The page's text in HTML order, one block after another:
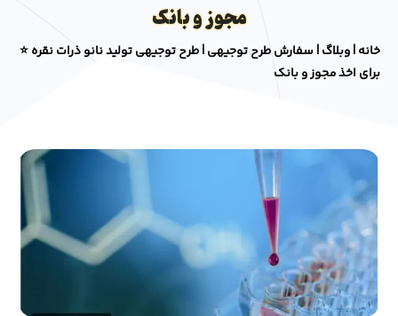
مجوز و بانک
خانه|وبلاگ| سفارش طرح توجیهی|طرح توجیهی تولید نانو ذرات نقره ⭐️
برای اخذ مجوز و بانک